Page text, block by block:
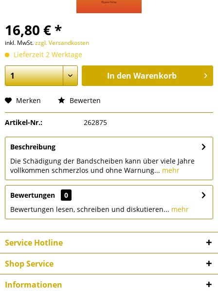
16,80 € *
inkl. MwSt.zzgl. Versandkosten
Lieferzeit 2 Werktage
In den Warenkorb
Merken Bewerten
Artikel-Nr.: 262875
Beschreibung
Die Schädigung der Bandscheiben kann über viele Jahre
vollkommen schmerzlos und ohne Warnung... mehr
Bewertungen
0
Bewertungen lesen, schreiben und diskutieren... mehr
Service Hotline
Shop Service
Informationen